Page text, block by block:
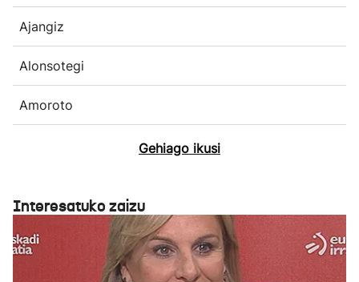
Ajangiz
Alonsotegi
Amoroto
Gehiago ikusi
Interesatuko zaizu